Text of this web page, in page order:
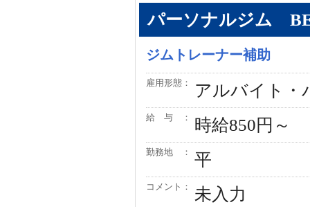
パーソナルジム
ジムトレーナー補助
雇用形態： アルバイト・
給 与 ： 時給850円～
勤務地 ： 平
コメント： 未入力